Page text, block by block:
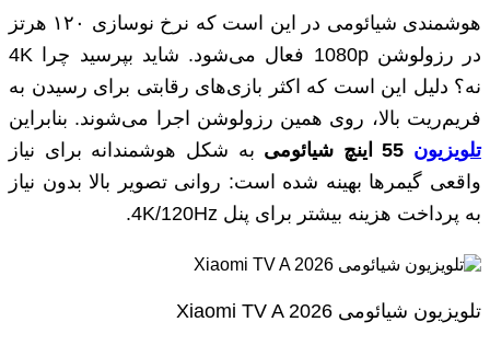
هوشمندی شیائومی در این است که نرخ نوسازی ۱۲۰ هرتز
در رزولوشن 1080p فعال می‌شود. شاید بپرسید چرا 4K
نه؟ دلیل این است که اکثر بازی‌های رقابتی برای رسیدن به
فریم‌ریت بالا، روی همین رزولوشن اجرا می‌شوند. بنابراین
تلویزیون
به شکل هوشمندانه برای نیاز
واقعی گیمرها بهینه شده است: روانی تصویر بالا بدون نیاز
به پرداخت هزینه بیشتر برای پنل 4K/120Hz.
تلویزیون شیائومی Xiaomi TV A 2026